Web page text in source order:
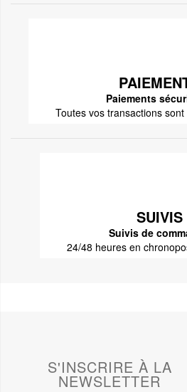
Paiements
Toutes vos transactions
SUIVIS
Suivis de
24/48 heures en
S'INSCRIRE À LA
NEWSLETTER